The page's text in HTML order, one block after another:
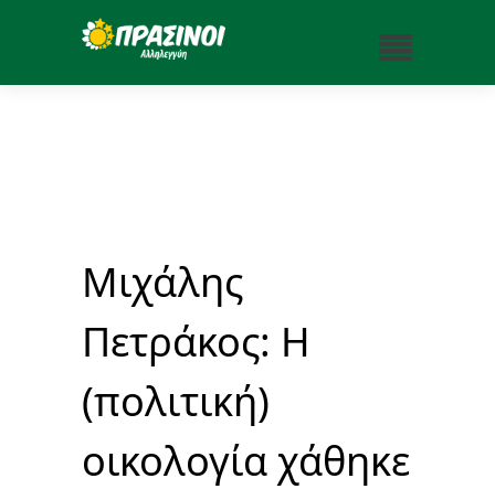
Μιχάλης
Πετράκος: H
(πολιτική)
οικολογία χάθηκε